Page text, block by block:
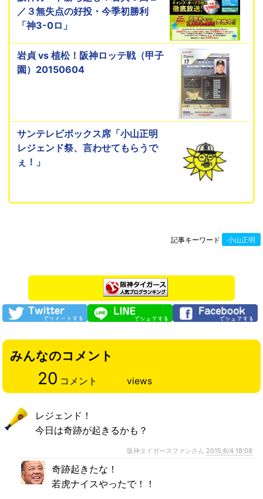
／３無失点の好投・今季初勝利
「神3-0ロ」
岩貞 vs 植松！阪神ロッテ戦（甲子
園）20150604
サンテレビボックス席「小山正明
レジェンド祭、言わせてもらうで
ぇ！」
記事キーワード 小山正明
みんなのコメント
20 コメント views
レジェンド！
今日は奇跡が起きるかも？
阪神タイガースファンさん 2015,6/4 18:08
奇跡起きたな！
若虎ナイスやったで！！